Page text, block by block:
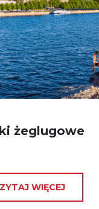
żeglugowe
WIĘCEJ